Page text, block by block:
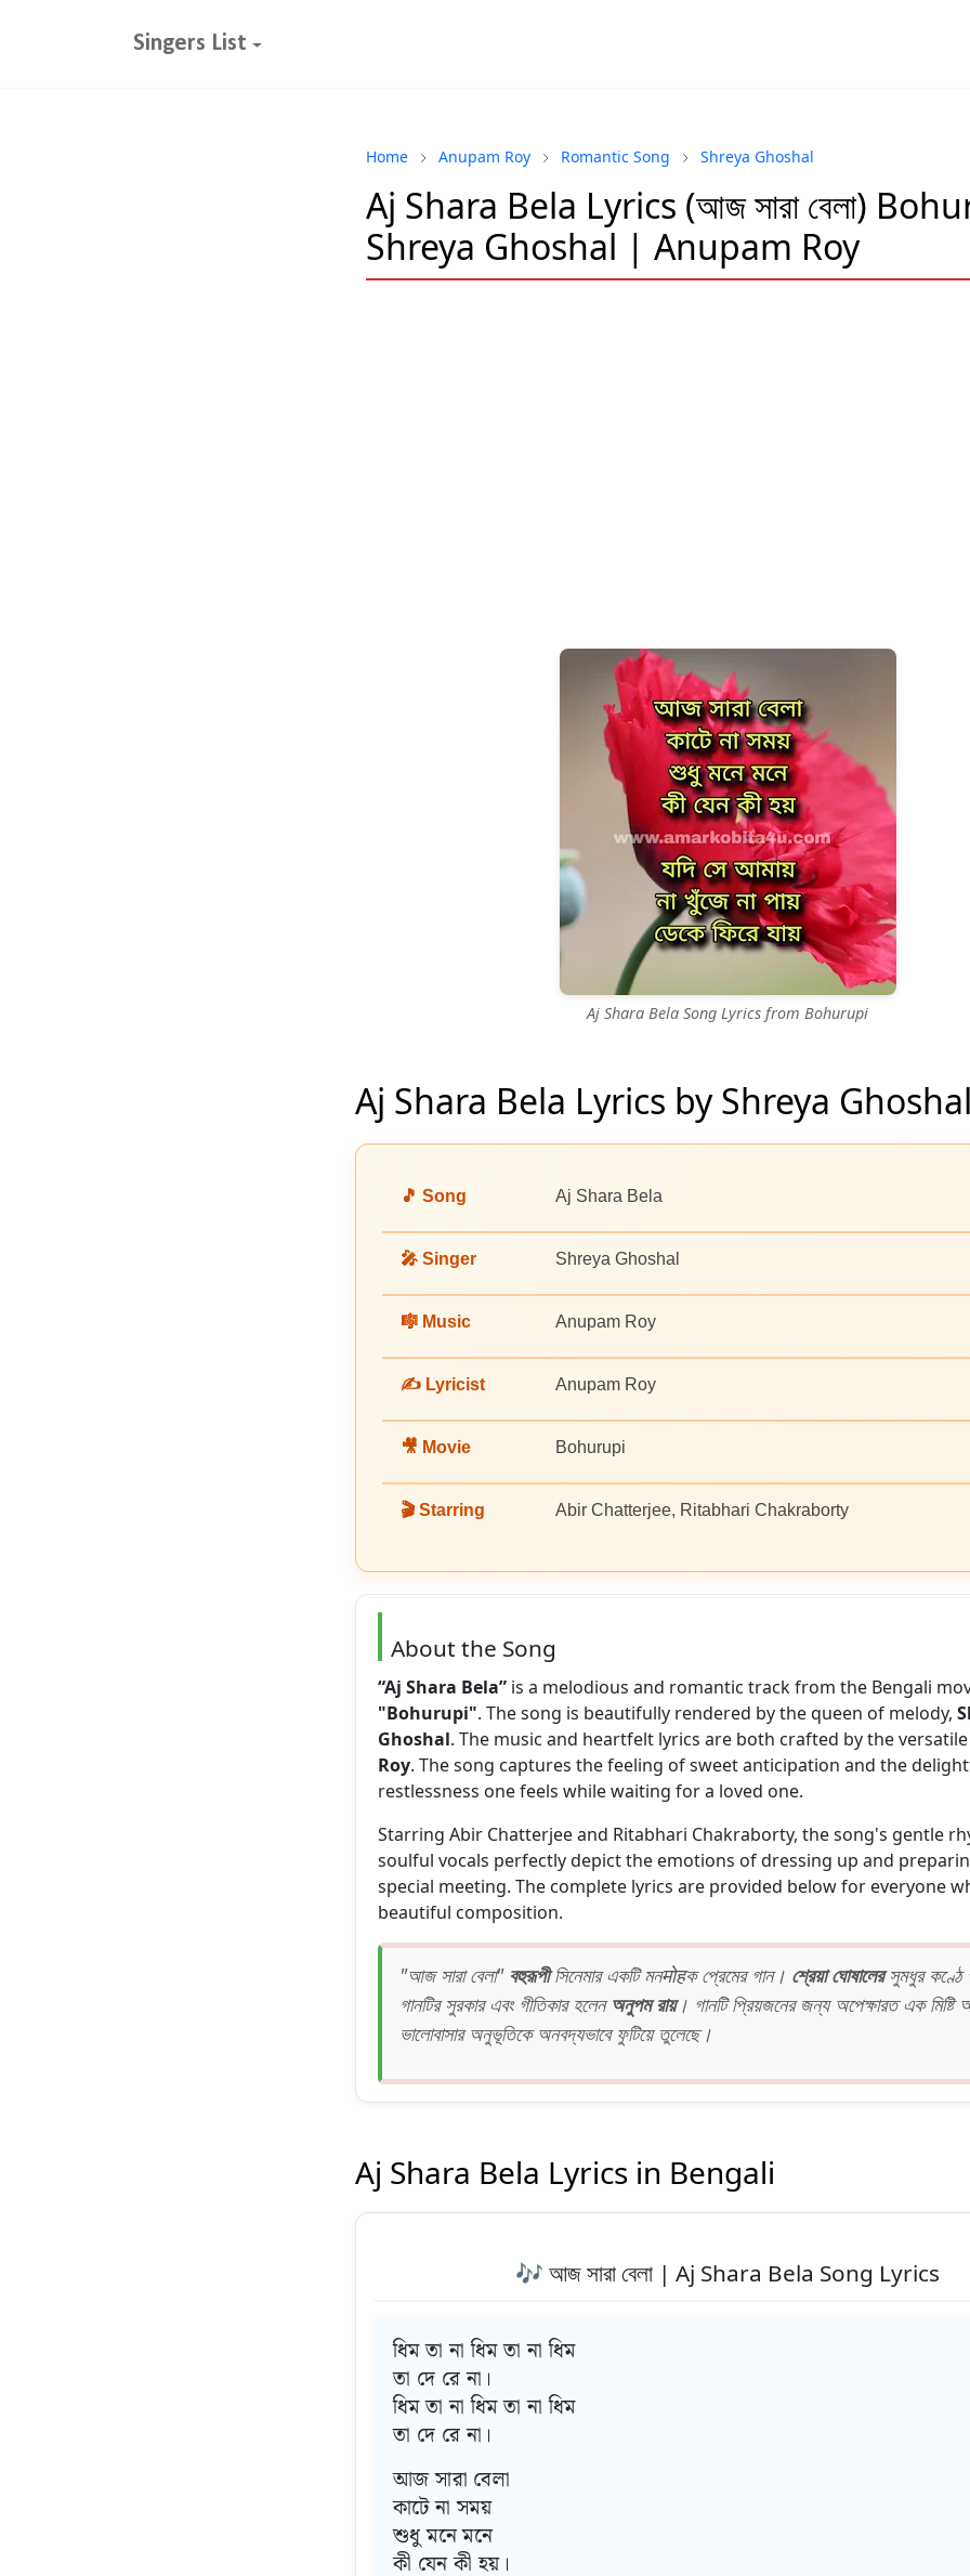
Singers List
Home Anupam Roy Romantic Song Shreya Ghoshal
Aj Shara Bela Lyrics (আজ সারা বেলা)
Shreya Ghoshal | Anupam Roy
Aj Shara Bela Song Lyrics from Bohurupi
Aj Shara Bela Lyrics by Shreya
🎵 Song Aj Shara Bela
🎤 Singer Shreya Ghoshal
🎼 Music Anupam Roy
✍️ Lyricist Anupam Roy
🎥 Movie Bohurupi
🎬 Starring Abir Chatterjee, Ritabhari Chakraborty
About the Song
“Aj Shara Bela” is a melodious and romantic track from the Bengali
"Bohurupi". The song is beautifully rendered by the queen of melody,
Ghoshal. The music and heartfelt lyrics are both crafted by the
Roy. The song captures the feeling of sweet anticipation and the
restlessness one feels while waiting for a loved one.
Starring Abir Chatterjee and Ritabhari Chakraborty, the song's gentle
soulful vocals perfectly depict the emotions of dressing up and
special meeting. The complete lyrics are provided below for everyone
beautiful composition.
"আজ সারা বেলা" বহুরূপীসিনেমার একটি মনमोहক প্রেমের গান। শ্রেয়া ঘোষালেরসুমধুর কণ্ঠে
গানটির সুরকার এবং গীতিকার হলেনঅনুপম রায়। গানটি প্রিয়জনের জন্য অপেক্ষারত এক মিষ্টি
ভালোবাসার অনুভূতিকে অনবদ্যভাবে ফুটিয়ে তুলেছে।
Aj Shara Bela Lyrics in Bengali
🎶 আজ সারা বেলা | Aj Shara Bela Song Lyrics
ধিম তা না ধিম তা না ধিম
তা দে রে না।
ধিম তা না ধিম তা না ধিম
তা দে রে না।
আজ সারা বেলা
কাটে না সময়
শুধু মনে মনে
কী যেন কী হয়।